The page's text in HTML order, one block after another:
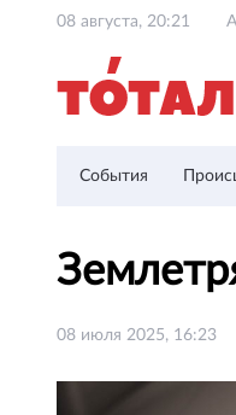
08 августа, 20:21
События
08 июля 2025, 16:23